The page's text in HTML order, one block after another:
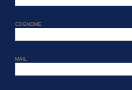
COGNOME
MAIL